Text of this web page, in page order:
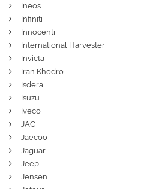
Ineos
Infiniti
Innocenti
International Harvester
Invicta
Iran Khodro
Isdera
Isuzu
Iveco
JAC
Jaecoo
Jaguar
Jeep
Jensen